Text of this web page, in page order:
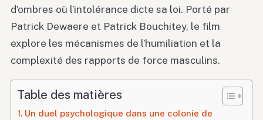
d’ombres où l’intolérance dicte sa loi. Porté par
Patrick Dewaere et Patrick Bouchitey, le film
explore les mécanismes de l’humiliation et la
complexité des rapports de force masculins.
Table des matières
Un duel psychologique dans une colonie de